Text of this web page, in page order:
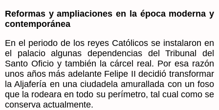
Reformas y ampliaciones en la época moderna y
contemporánea
En el periodo de los reyes Católicos se instalaron en
el palacio algunas dependencias del Tribunal del
Santo Oficio y también la cárcel real. Por esa razón
unos años más adelante Felipe II decidió transformar
la Aljafería en una ciudadela amurallada con un foso
que la rodeara en todo su perímetro, tal cual como se
conserva actualmente.